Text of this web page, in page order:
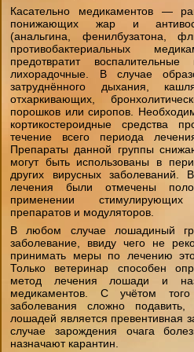
Касательно медикаментов —
понижающих жар и
(анальгина, фенилбузатона,
противобактериальных
предотвратит
лихорадочные. В случае
затруднённого дыхания,
отхаркивающих,
порошков или сиропов.
кортикостероидные средства
течение всего периода
Препараты данной группы
могут быть использованы в
других вирусных заболеваний.
лечения были отмечены
применении
препаратов и модуляторов.
В любом случае лошадиный
заболевание, ввиду чего не
принимать меры по лечению
Только ветеринар способен
метод лечения лошади и
медикаментов. С учётом
заболевания сложно
лошадей является превентивная
случае зарождения очага
назначают карантин.